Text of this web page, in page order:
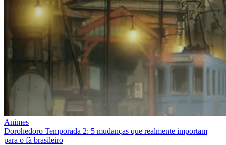
Animes
Dorohedoro Temporada 2: 5 mudanças que realmente importam
para o fã brasileiro